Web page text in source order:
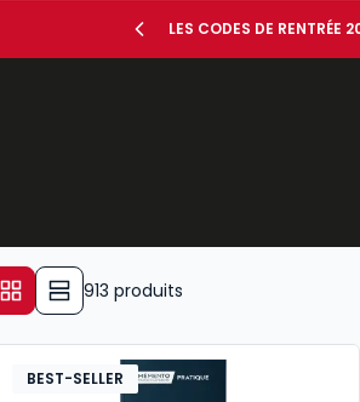
LES CODES DE RENTRÉE
913 produits
BEST-SELLER